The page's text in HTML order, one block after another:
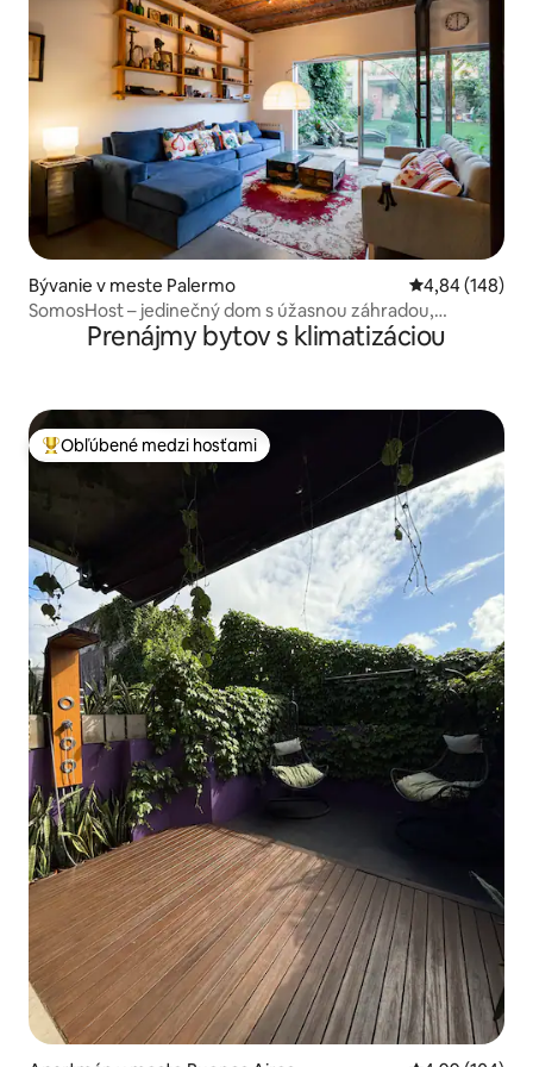
Bývanie v meste Palermo Priemerné
4,84 (148)
SomosHost – jedinečný dom s úžasnou záhradou,
PalermoPrenájmy bytov s klimatizáciou
Najobľúbenejšie medzi hosťami
Obľúbené medzi hosťami